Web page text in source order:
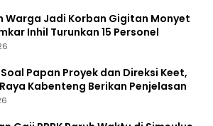
Warga Jadi Korban Gigitan Monyet
Inhil Turunkan 15 Personel
Papan Proyek dan Direksi Keet,
Kabenteng Berikan Penjelasan